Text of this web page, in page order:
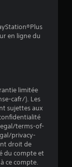
en ligne du
limitée
cafr/). Les
sujettes aux
terms-of-
privacy-
droit de
du compte et
ce compte.